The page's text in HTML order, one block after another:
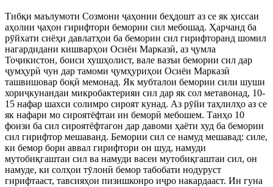
Тибқи маълумоти Созмони ҷаҳонии беҳдошт аз се як ҳиссаи
аҳолии ҷаҳон гирифтори бемории сил мебошад. Ҳарчанд ба
рӯйхати сиёҳи давлатҳои ба бемории сил гирифторанд шомил
нагардидани кишварҳои Осиёи Марказӣ, аз ҷумла
Тоҷикистон, боиси хушҳолист, вале вазъи бемории сил дар
ҷумҳурӣ чун дар тамоми ҷумҳуриҳои Осиёи Марказӣ
ташвишовар боқӣ мемонад. Як мубталои бемории сили шуши
хориҷкунандаи микробактерияи сил дар як сол метавонад, 10-
15 нафар шахси солимро сироят кунад. Аз рӯйи таҳлилҳо аз се
як нафари мо сироятёфтаи ин беморӣ мебошем. Танҳо 10
фоизи ба сил сироятёфтагон дар давоми ҳаёти худ ба бемории
сил гирифтор мешаванд. Бемории сил се намуд мешавад: силе,
ки бемор бори аввал гирифтори он шуд, намуди
мутобиқгаштаи сил ва намуди васеи мутобиқгаштаи сил, он
намуде, ки солҳои тӯлонӣ бемор табобати нодуруст
гирифтааст, тавсияҳои пизишконро иҷро накардааст. Ин гуна